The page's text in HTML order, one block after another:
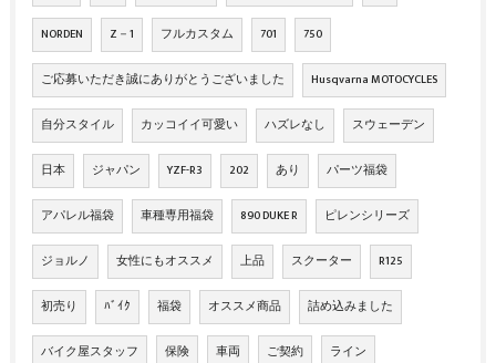
NORDEN Z－1 フルカスタム 701 750
ご応募いただき誠にありがとうございました Husqvarna MOTOCYCLES
自分スタイル カッコイイ可愛い ハズレなし スウェーデン
日本 ジャパン YZF-R3 202 あり パーツ福袋
アパレル福袋 車種専用福袋 890 DUKE R ピレンシリーズ
ジョルノ 女性にもオススメ 上品 スクーター R125
初売り ﾊﾞｲｸ 福袋 オススメ商品 詰め込みました
バイク屋スタッフ 保険 車両 ご契約 ライン